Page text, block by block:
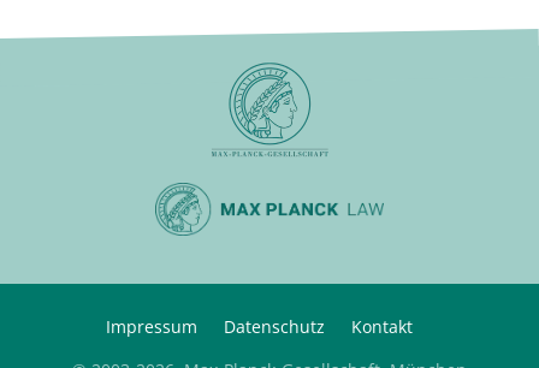
Impressum Datenschutz
Kontakt